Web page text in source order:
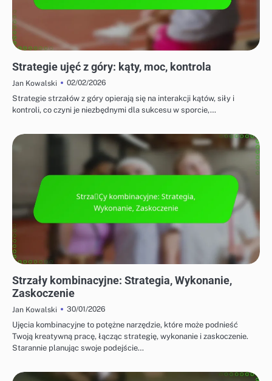
Strategie ujęć z góry: kąty, moc, kontrola
Jan Kowalski
02/02/2026
Strategie strzałów z góry opierają się na interakcji kątów, siły i
kontroli, co czyni je niezbędnymi dla sukcesu w sporcie,…
Strzały kombinacyjne: Strategia, Wykonanie,
Zaskoczenie
Jan Kowalski
30/01/2026
Ujęcia kombinacyjne to potężne narzędzie, które może podnieść
Twoją kreatywną pracę, łącząc strategię, wykonanie i zaskoczenie.
Starannie planując swoje podejście…